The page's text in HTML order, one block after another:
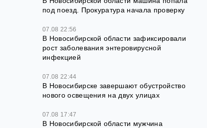
под поезд. Прокуратура начала проверку
07.08 22:56
В Новосибирской области зафиксировали
рост заболевания энтеровирусной
инфекцией
07.08 22:44
В Новосибирске завершают обустройство
нового освещения на двух улицах
07.08 17:47
В Новосибирской области мужчина